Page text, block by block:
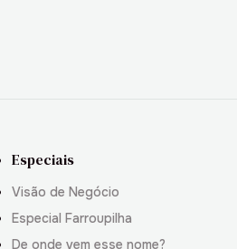
Especiais
Visão de Negócio
Especial Farroupilha
De onde vem esse nome?